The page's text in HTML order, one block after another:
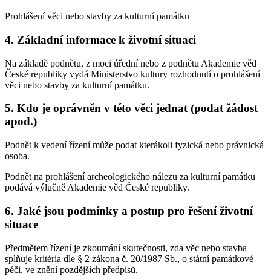
Prohlášení věci nebo stavby za kulturní památku
4. Základní informace k životní situaci
Na základě podnětu, z moci úřední nebo z podnětu Akademie věd
České republiky vydá Ministerstvo kultury rozhodnutí o prohlášení
věci nebo stavby za kulturní památku.
5. Kdo je oprávněn v této věci jednat (podat žádost
apod.)
Podnět k vedení řízení může podat kterákoli fyzická nebo právnická
osoba.
Podnět na prohlášení archeologického nálezu za kulturní památku
podává výlučně Akademie věd České republiky.
6. Jaké jsou podmínky a postup pro řešení životní
situace
Předmětem řízení je zkoumání skutečnosti, zda věc nebo stavba
splňuje kritéria dle § 2 zákona č. 20/1987 Sb., o státní památkové
péči, ve znění pozdějších předpisů.